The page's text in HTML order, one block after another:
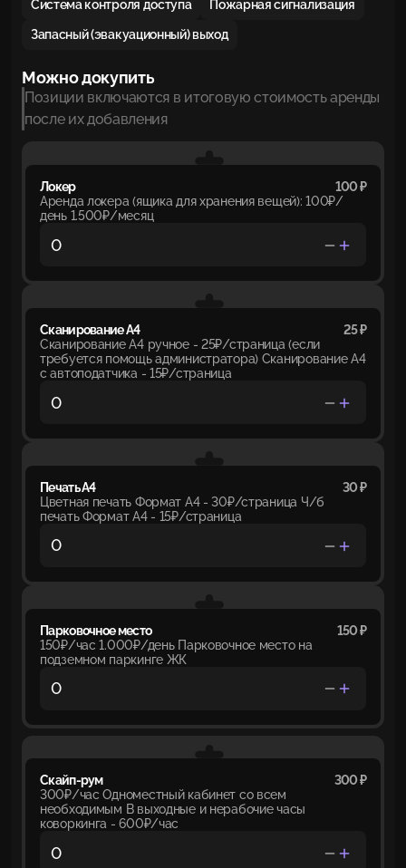
Система контроля доступа Пожарная сигнализация
Запасный (эвакуационный) выход
Можно докупить
Позиции включаются в итоговую стоимость аренды
после их добавления
Локер
100 ₽
Аренда локера (ящика для хранения вещей): 100₽/
день 1.500₽/месяц
Сканирование А4
25 ₽
Сканирование А4 ручное - 25₽/страница (если
требуется помощь администратора) Сканирование А4
с автоподатчика - 15₽/страница
Печать А4
30 ₽
Цветная печать Формат А4 - 30₽/страница Ч/б
печать Формат А4 - 15₽/страница
Парковочное место
150 ₽
150₽/час 1.000₽/день Парковочное место на
подземном паркинге ЖК
Скайп-рум
300 ₽
300₽/час Одноместный кабинет со всем
необходимым В выходные и нерабочие часы
коворкинга - 600₽/час